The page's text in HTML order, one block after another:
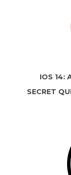
IOS 14:
SECRET